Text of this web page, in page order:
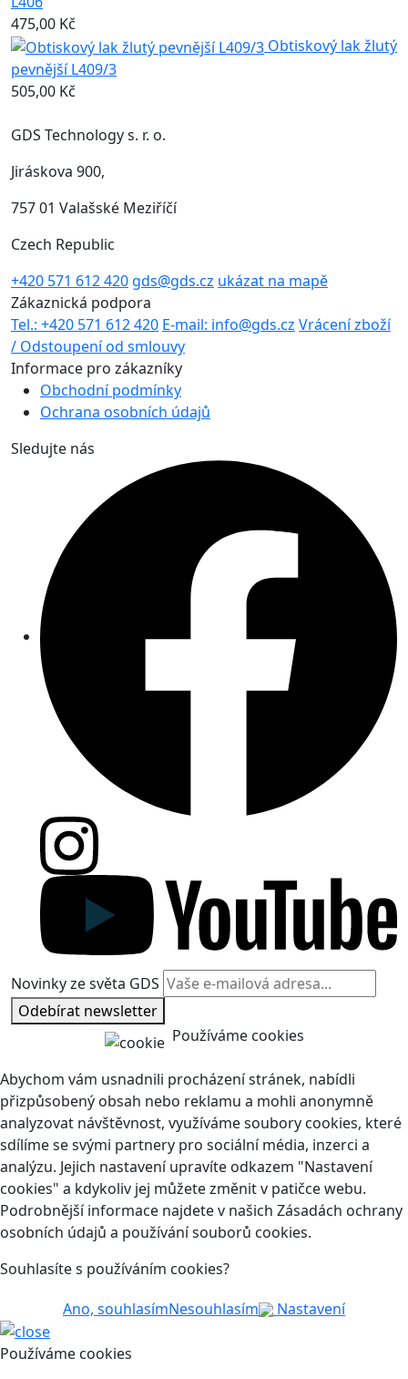
475,00 Kč
Obtiskový lak žlutý
pevnější L409/3
505,00 Kč
GDS Technology s. r. o.
Jiráskova 900,
757 01 Valašské Meziříčí
Czech Republic
+420 571 612 420 gds@gds.cz ukázat na mapě
Zákaznická podpora
Tel.: +420 571 612 420 E-mail: info@gds.cz Vrácení zboží
/ Odstoupení od smlouvy
Informace pro zákazníky
Obchodní podmínky
Ochrana osobních údajů
Sledujte nás
Novinky ze světa GDS
Odebírat newsletter
Používáme cookies
Abychom vám usnadnili procházení stránek, nabídli
přizpůsobený obsah nebo reklamu a mohli anonymně
analyzovat návštěvnost, využíváme soubory cookies, které
sdílíme se svými partnery pro sociální média, inzerci a
analýzu. Jejich nastavení upravíte odkazem "Nastavení
cookies" a kdykoliv jej můžete změnit v patičce webu.
Podrobnější informace najdete v našich Zásadách ochrany
osobních údajů a používání souborů cookies.
Souhlasíte s používáním cookies?
Ano, souhlasímNesouhlasím Nastavení
Používáme cookies